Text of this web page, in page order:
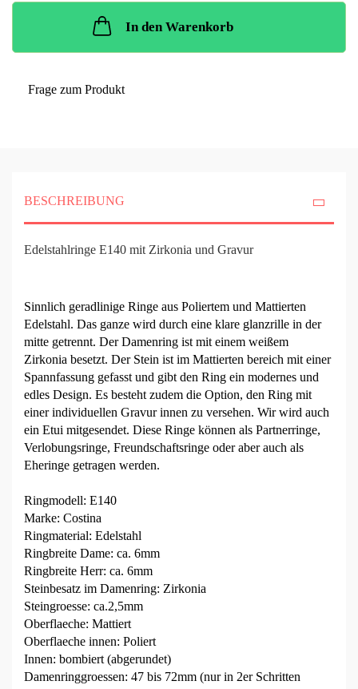
In den Warenkorb
Frage zum Produkt
BESCHREIBUNG
Edelstahlringe E140 mit Zirkonia und Gravur
Sinnlich geradlinige Ringe aus Poliertem und Mattierten
Edelstahl. Das ganze wird durch eine klare glanzrille in der
mitte getrennt. Der Damenring ist mit einem weißem
Zirkonia besetzt. Der Stein ist im Mattierten bereich mit einer
Spannfassung gefasst und gibt den Ring ein modernes und
edles Design. Es besteht zudem die Option, den Ring mit
einer individuellen Gravur innen zu versehen. Wir wird auch
ein Etui mitgesendet. Diese Ringe können als Partnerringe,
Verlobungsringe, Freundschaftsringe oder aber auch als
Eheringe getragen werden.
Ringmodell: E140
Marke: Costina
Ringmaterial: Edelstahl
Ringbreite Dame: ca. 6mm
Ringbreite Herr: ca. 6mm
Steinbesatz im Damenring: Zirkonia
Steingroesse: ca.2,5mm
Oberflaeche: Mattiert
Oberflaeche innen: Poliert
Innen: bombiert (abgerundet)
Damenringgroessen: 47 bis 72mm (nur in 2er Schritten